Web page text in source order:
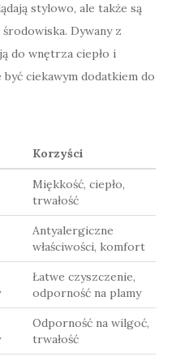
stylowo, ale także są
Dywany z
do wnętrza ciepło i
ciekawym dodatkiem do
Korzyści
Miękkość, ciepło,
trwałość
Antyalergiczne
właściwości, komfort
Łatwe czyszczenie,
odporność na plamy
Odporność na wilgoć,
trwałość